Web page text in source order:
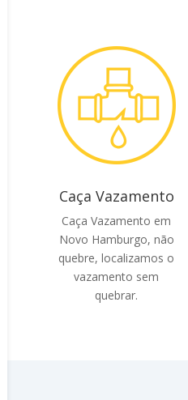
Caça Vazamento
Caça Vazamento em
Novo Hamburgo, não
quebre, localizamos o
vazamento sem
quebrar.